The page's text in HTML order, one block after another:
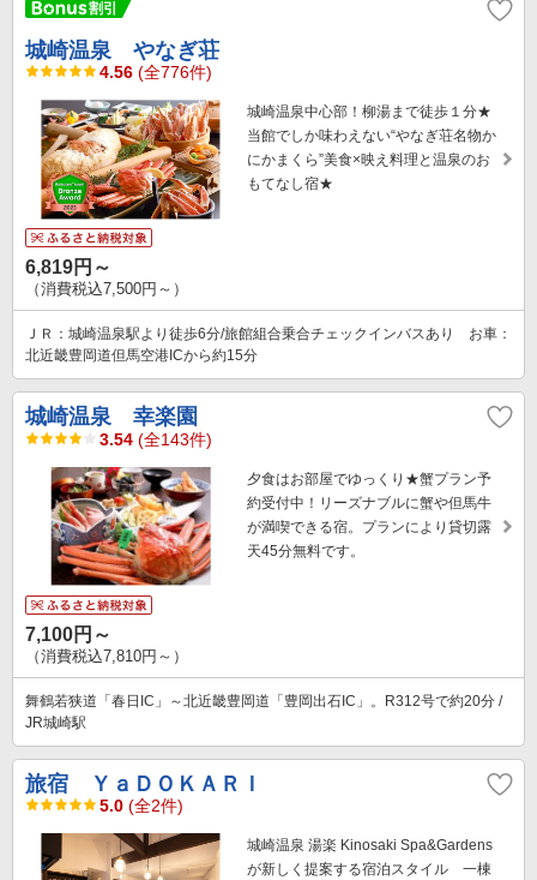
城崎温泉 やなぎ荘
4.56 (全776件)
城崎温泉中心部！柳湯まで徒歩１分★
当館でしか味わえない“やなぎ荘名物か
にかまくら”美食×映え料理と温泉のお
もてなし宿★
6,819円～
（消費税込7,500円～）
ＪＲ：城崎温泉駅より徒歩6分/旅館組合乗合チェックインバスあり お車：
北近畿豊岡道但馬空港ICから約15分
城崎温泉 幸楽園
3.54 (全143件)
夕食はお部屋でゆっくり★蟹プラン予
約受付中！リーズナブルに蟹や但馬牛
が満喫できる宿。プランにより貸切露
天45分無料です。
7,100円～
（消費税込7,810円～）
舞鶴若狭道「春日IC」～北近畿豊岡道「豊岡出石IC」。R312号で約20分 /
JR城崎駅
旅宿 ＹａＤＯＫＡＲＩ
5.0 (全2件)
城崎温泉 湯楽 Kinosaki Spa&Gardens
が新しく提案する宿泊スタイル 一棟